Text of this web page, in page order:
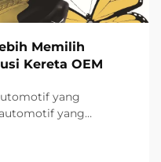
Memilih
Kereta OEM
yang
yang